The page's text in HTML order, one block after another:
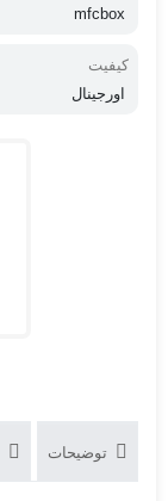
mfcbox
کیفیت
اورجینال
توضیحات